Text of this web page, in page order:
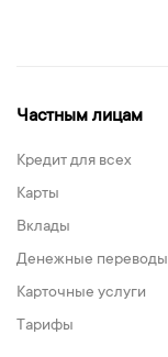
Частным лицам
Кредит для всех
Карты
Вклады
Денежные переводы
Карточные услуги
Тарифы